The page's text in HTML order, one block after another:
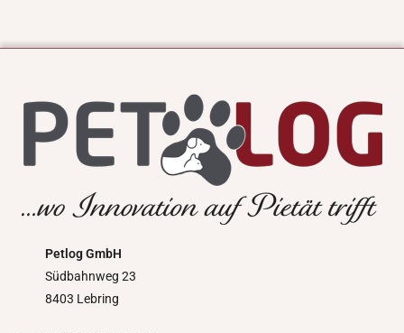
Petlog GmbH
Südbahnweg 23
8403 Lebring